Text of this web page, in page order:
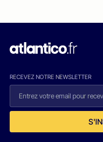
RECEVEZ NOTRE NEWSLETTER